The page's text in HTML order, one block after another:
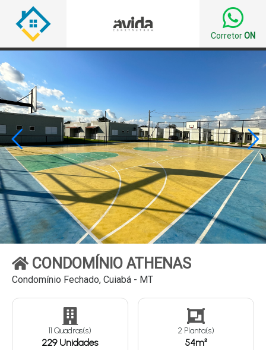
CorretorON
 
CONDOMÍNIO ATHENAS
Condomínio Fechado, Cuiabá - MT
11 Quadras(s)
229 Unidades
2 Planta(s)
54m²
Continuar